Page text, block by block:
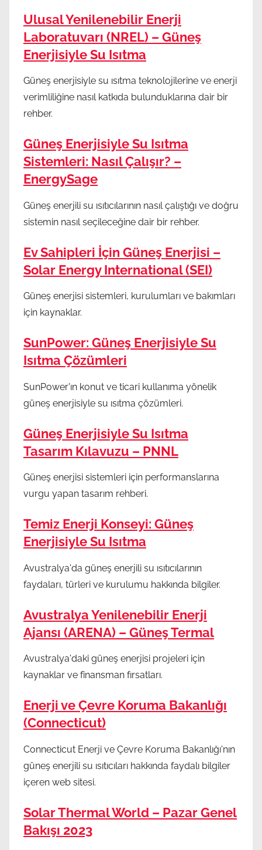
Ulusal Yenilenebilir Enerji
Laboratuvarı (NREL) – Güneş
Enerjisiyle Su Isıtma
Güneş enerjisiyle su ısıtma teknolojilerine ve enerji
verimliliğine nasıl katkıda bulunduklarına dair bir
rehber.
Güneş Enerjisiyle Su Isıtma
Sistemleri: Nasıl Çalışır? –
EnergySage
Güneş enerjili su ısıtıcılarının nasıl çalıştığı ve doğru
sistemin nasıl seçileceğine dair bir rehber.
Ev Sahipleri İçin Güneş Enerjisi –
Solar Energy International (SEI)
Güneş enerjisi sistemleri, kurulumları ve bakımları
için kaynaklar.
SunPower: Güneş Enerjisiyle Su
Isıtma Çözümleri
SunPower'ın konut ve ticari kullanıma yönelik
güneş enerjisiyle su ısıtma çözümleri.
Güneş Enerjisiyle Su Isıtma
Tasarım Kılavuzu – PNNL
Güneş enerjisi sistemleri için performanslarına
vurgu yapan tasarım rehberi.
Temiz Enerji Konseyi: Güneş
Enerjisiyle Su Isıtma
Avustralya'da güneş enerjili su ısıtıcılarının
faydaları, türleri ve kurulumu hakkında bilgiler.
Avustralya Yenilenebilir Enerji
Ajansı (ARENA) – Güneş Termal
Avustralya'daki güneş enerjisi projeleri için
kaynaklar ve finansman fırsatları.
Enerji ve Çevre Koruma Bakanlığı
(Connecticut)
Connecticut Enerji ve Çevre Koruma Bakanlığı'nın
güneş enerjili su ısıtıcıları hakkında faydalı bilgiler
içeren web sitesi.
Solar Thermal World – Pazar Genel
Bakışı 2023